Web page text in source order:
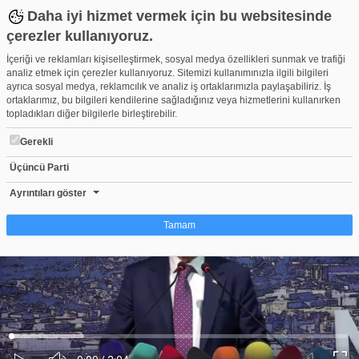
Daha iyi hizmet vermek için bu websitesinde
çerezler kullanıyoruz.
İçeriği ve reklamları kişiselleştirmek, sosyal medya özellikleri sunmak ve trafiği
analiz etmek için çerezler kullanıyoruz. Sitemizi kullanımınızla ilgili bilgileri
ayrıca sosyal medya, reklamcılık ve analiz iş ortaklarımızla paylaşabiliriz. İş
ortaklarımız, bu bilgileri kendilerine sağladığınız veya hizmetlerini kullanırken
topladıkları diğer bilgilerle birleştirebilir.
Gerekli
Üçüncü Parti
Ayrıntıları göster
Tamam
Çerez nedir?
Çerezler, web-sitelerinin, kullanıcıların deneyimlerini daha verimli hale getirmek
amacıyla kullandığı küçük metin dosyalarıdır. Yasalara göre, bu sitenin
işletilmesi için kesinlikle gerekli olan çerezleri cihazınıza yerleştirebiliyoruz.
Diğer çerez türleri için sizden izin almamız gerekiyor. Bu site farklı çerez türleri
kullanmaktadır. Bazı çerezler, sayfalarımızda yer alan üçüncü şahıs hizmetleri
tarafından yerleştirilir. İzniniz şu alanlar için geçerlidir: web.tv
Ses
Yüklendi:
Yükleniyor:
0%
Bursa'da rüşvet operasyonu! Eski Nilüfer Belediye Başkanı